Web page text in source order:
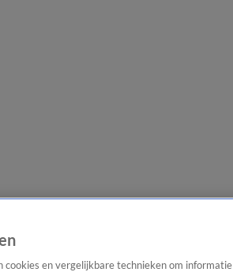
cookies en vergelijkbare technieken om